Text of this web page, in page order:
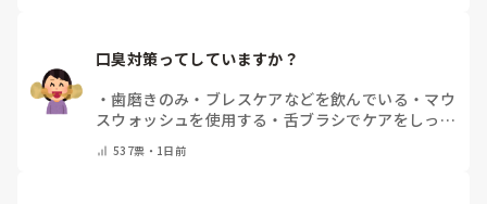
口臭対策ってしていますか？
・歯磨きのみ ・ ブレスケアなどを飲んでいる ・ マウ
スウォッシュを使用する ・ 舌ブラシでケアをしっか
いない・その他（コメントで教えてください）
537票・ 1日前